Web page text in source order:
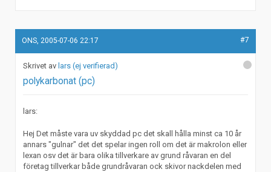
ONS, 2005-07-06 22:17 #7
lars (ej verifierad)
polykarbonat (pc)
lars:
Hej Det måste vara uv skyddad pc det skall hålla minst ca 10 år
annars "gulnar" det det spelar ingen roll om det är makrolon eller
lexan osv det är bara olika tillverkare av grund råvaran en del
företag tillverkar både grundråvaran ock skivor nackdelen med